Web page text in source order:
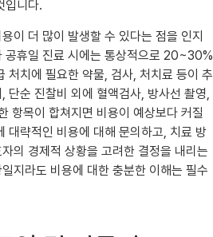
입니다.
이 더 많이 발생할 수 있다는 점을 인지
공휴일 진료 시에는 통상적으로 20~30%
처치에 필요한 약물, 검사, 처치료 등이 추
단순 진찰비 외에 혈액검사, 방사선 촬영,
항목이 합쳐지면 비용이 예상보다 커질
대략적인 비용에 대해 문의하고, 치료 방
의 경제적 상황을 고려한 결정을 내리는
지라도 비용에 대한 충분한 이해는 필수